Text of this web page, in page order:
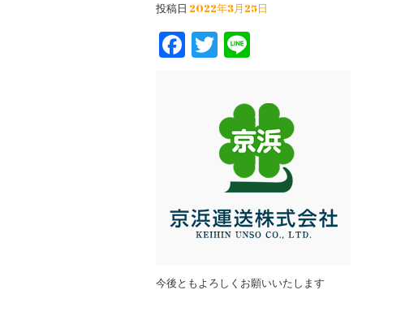
投稿日 2022年3月25日
Facebook
Twitter
今後ともよろしくお願いいたします